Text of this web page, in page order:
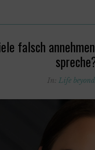
falsch
In: Life